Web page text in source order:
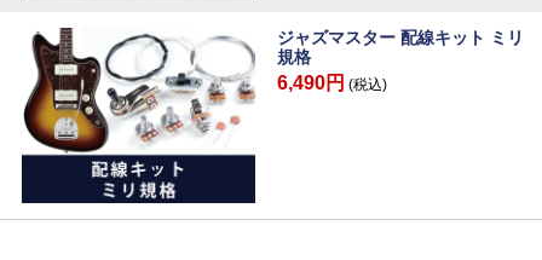
ジャズマスター 配線キット ミリ
規格
6,490円 (税込)